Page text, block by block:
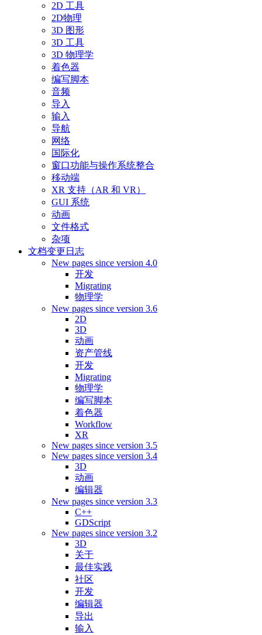
2D 工具
2D物理
3D 图形
3D 工具
3D 物理学
着色器
编写脚本
音频
导入
输入
导航
网络
国际化
窗口功能与操作系统整合
移动端
XR 支持（AR 和 VR）
GUI 系统
动画
文件格式
杂项
文档变更日志
New pages since version 4.0
开发
Migrating
物理学
New pages since version 3.6
2D
3D
动画
资产管线
开发
Migrating
物理学
编写脚本
着色器
Workflow
XR
New pages since version 3.5
New pages since version 3.4
3D
动画
编辑器
New pages since version 3.3
C++
GDScript
New pages since version 3.2
3D
关于
最佳实践
社区
开发
编辑器
导出
输入